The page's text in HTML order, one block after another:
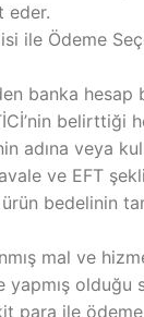
eder.
ile Ödeme
banka hesap
belirttiği
adına veya
ve EFT
bedelinin
mal ve
yapmış olduğu
para ile